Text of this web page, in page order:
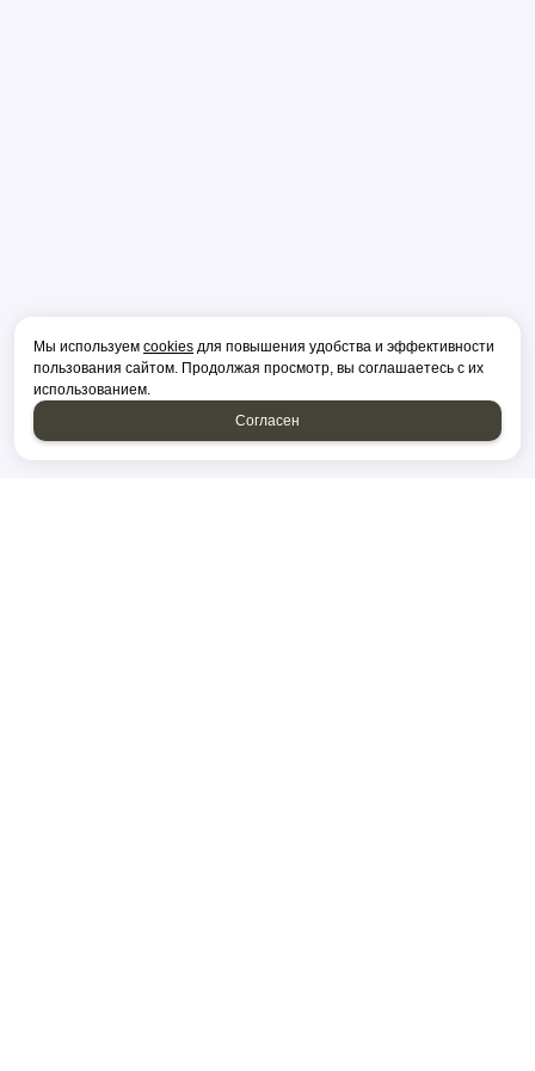
Мы используем cookies для повышения удобства и эффективности
пользования сайтом. Продолжая просмотр, вы соглашаетесь с их
использованием.
Согласен